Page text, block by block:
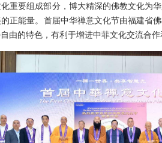
重要组成部分，博大精深的佛教文化为
正能量。首届中华禅意文化节由福建省
由的特色，有利于增进中菲文化交流合作